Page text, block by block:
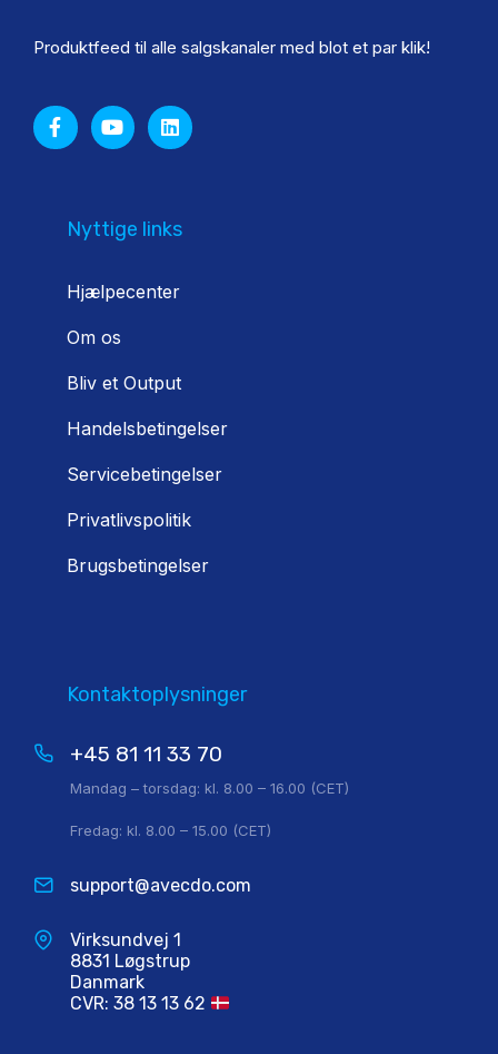
Produktfeed til alle salgskanaler med blot et par klik!
Nyttige links
Hjælpecenter
Om os
Bliv et Output
Handelsbetingelser
Servicebetingelser
Privatlivspolitik
Brugsbetingelser
Kontaktoplysninger
+45 81 11 33 70
Mandag – torsdag: kl. 8.00 – 16.00 (CET)
Fredag: kl. 8.00 – 15.00 (CET)
support@avecdo.com
Virksundvej 1
8831 Løgstrup
Danmark
CVR: 38 13 13 62